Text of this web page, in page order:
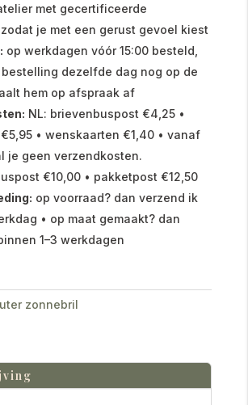
met gecertificeerde
je met een gerust gevoel kiest
op werkdagen vóór 15:00 besteld,
dezelfde dag nog op de
hem op afspraak af
NL: brievenbuspost €4,25 •
• wenskaarten €1,40 • vanaf
je geen verzendkosten.
€10,00 • pakketpost €12,50
op voorraad? dan verzend ik
• op maat gemaakt? dan
1–3 werkdagen
zonnebril